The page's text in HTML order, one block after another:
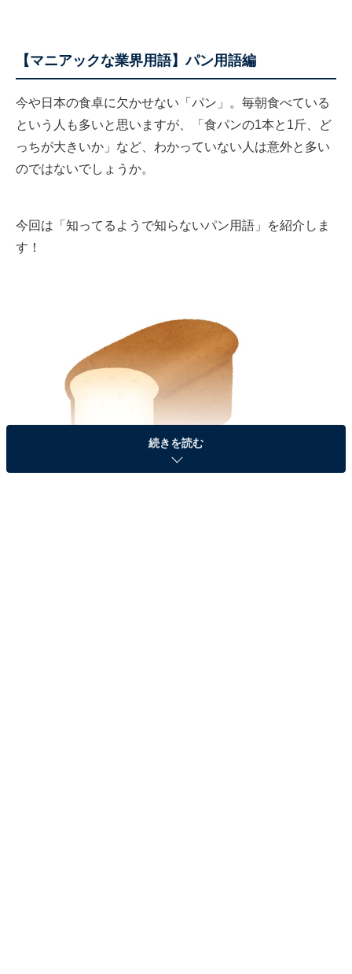
【マニアックな業界用語】パン用語編
今や日本の食卓に欠かせない「パン」。毎朝食べている
という人も多いと思いますが、「食パンの1本と1斤、ど
っちが大きいか」など、わかっていない人は意外と多い
のではないでしょうか。
今回は「知ってるようで知らないパン用語」を紹介しま
す！
続きを読む